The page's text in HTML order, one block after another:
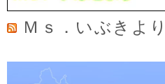
Ｍｓ．いぶきより